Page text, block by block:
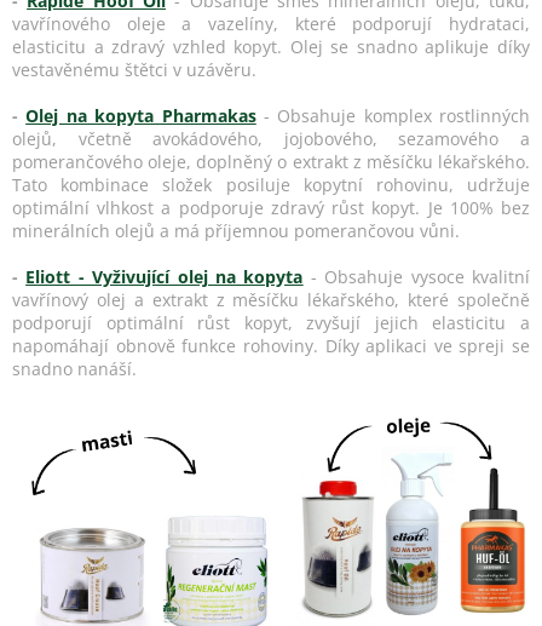
vavřínového oleje a vazelíny, které podporují hydrataci,
elasticitu a zdravý vzhled kopyt. Olej se snadno aplikuje díky
vestavěnému štětci v uzávěru.
-Olej na kopyta Pharmakas- Obsahuje komplex rostlinných
olejů, včetně avokádového, jojobového, sezamového a
pomerančového oleje, doplněný o extrakt z měsíčku lékařského.
Tato kombinace složek posiluje kopytní rohovinu, udržuje
optimální vlhkost a podporuje zdravý růst kopyt. Je 100% bez
minerálních olejů a má příjemnou pomerančovou vůni.
- Eliott - Vyživující olej na kopyta - Obsahuje vysoce kvalitní
vavřínový olej a extrakt z měsíčku lékařského, které společně
podporují optimální růst kopyt, zvyšují jejich elasticitu a
napomáhají obnově funkce rohoviny. Díky aplikaci ve spreji se
snadno nanáší.